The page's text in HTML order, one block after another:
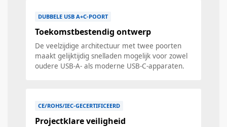
DUBBELE USB A+C-POORT
Toekomstbestendig ontwerp
De veelzijdige architectuur met twee poorten
maakt gelijktijdig snelladen mogelijk voor zowel
oudere USB-A- als moderne USB-C-apparaten.
CE/ROHS/IEC-GECERTIFICEERD
Projectklare veiligheid